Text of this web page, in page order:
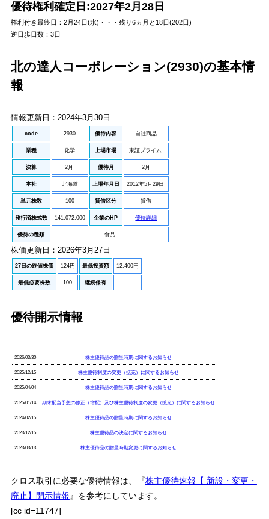
優待権利確定日:2027年2月28日
権利付き最終日 ：2月24日(水)・・・残り6ヵ月と18日(202日)
逆日歩日数：3日
北の達人コーポレーション(2930)の基本情
報
情報更新日：2024年3月30日
code 2930 優待内容 自社商品
業種 化学 上場市場 東証プライム
決算 2月 優待月 2月
本社 北海道 上場年月日 2012年5月29日
単元株数 100 貸借区分 貸借
発行済株式数 141,072,000 企業のHP 優待詳細
優待の種類 食品
株価更新日：2026年3月27日
27日の終値株価 124円 最低投資額 12,400円
最低必要株数 100 継続保有 -
優待開示情報
2026/03/30 株主優待品の贈呈時期に関するお知らせ
2025/12/15 株主優待制度の変更（拡充）に関するお知らせ
2025/04/04 株主優待品の贈呈時期に関するお知らせ
2025/01/14 期末配当予想の修正（増配）及び株主優待制度の変更（拡充）に関するお知らせ
2024/02/15 株主優待品の贈呈時期に関するお知らせ
2023/12/15 株主優待品の決定に関するお知らせ
2023/03/13 株主優待品の贈呈時期変更に関するお知らせ
クロス取引に必要な優待情報は、『株主優待速報【 新設・変更・
廃止】開示情報 』を参考にしています。
[cc id=11747]